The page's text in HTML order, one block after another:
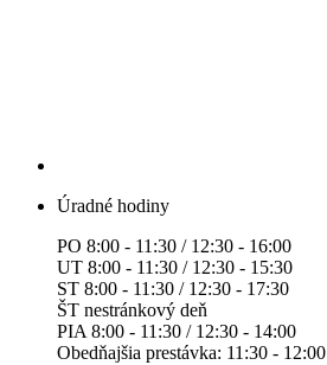
Úradné hodiny
PO 8:00 - 11:30 / 12:30 - 16:00
UT 8:00 - 11:30 / 12:30 - 15:30
ST 8:00 - 11:30 / 12:30 - 17:30
ŠT nestránkový deň
PIA 8:00 - 11:30 / 12:30 - 14:00
Obedňajšia prestávka: 11:30 - 12:00